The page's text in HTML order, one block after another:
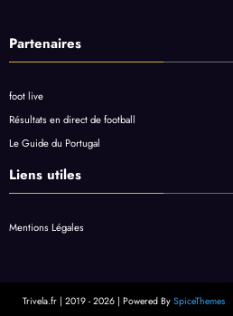
Partenaires
foot live
Résultats en direct de football
Le Guide du Portugal
Liens utiles
Mentions Légales
Trivela.fr | 2019 - 2026 | Powered By SpiceThemes